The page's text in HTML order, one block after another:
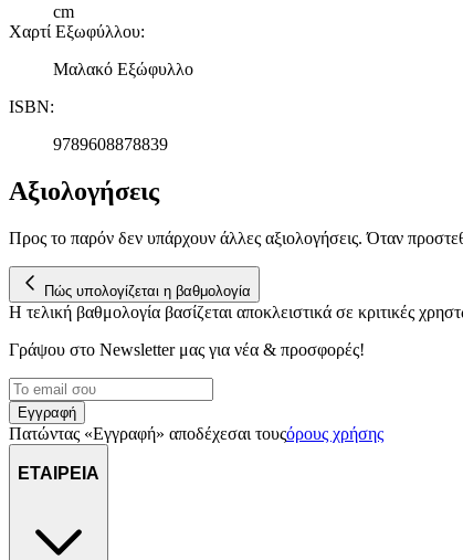
cm
Χαρτί Εξωφύλλου:
Μαλακό Εξώφυλλο
ISBN:
9789608878839
Αξιολογήσεις
Προς το παρόν δεν υπάρχουν άλλες αξιολογήσεις. Όταν
Πώς υπολογίζεται η βαθμολογία
Η τελική βαθμολογία βασίζεται αποκλειστικά σε κριτικές
Γράψου στο Νewsletter μας για νέα & προσφορές!
Εγγραφή
Πατώντας «Εγγραφή» αποδέχεσαι τουςόρους χρήσης
ΕΤΑΙΡΕΙΑ